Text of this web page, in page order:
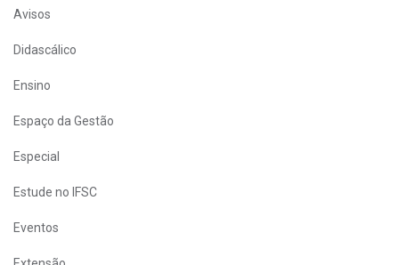
Avisos
Didascálico
Ensino
Espaço da Gestão
Especial
Estude no IFSC
Eventos